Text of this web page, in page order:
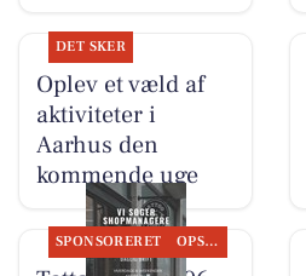
DET SKER
Oplev et væld af
aktiviteter i
Aarhus den
kommende uge
SPONSORERET OPSLAGSTAVLEN